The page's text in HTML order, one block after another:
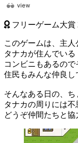
フリーゲーム大賞
このゲームは、主人
タナカが住んでい
コンビニもあるので
住民もみんな仲良し
そんなある日の、
タナカの周りには不
どうぞ仲間たちと協